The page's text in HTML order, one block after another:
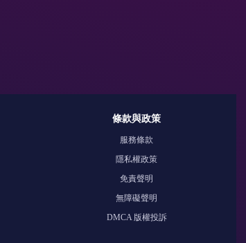
條款與政策
服務條款
隱私權政策
免責聲明
無障礙聲明
DMCA 版權投訴